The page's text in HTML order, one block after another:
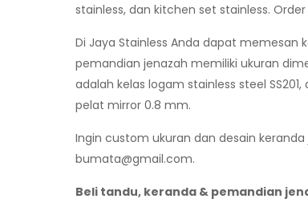
stainless, dan kitchen set stainless.
Di Jaya Stainless Anda dapat
pemandian jenazah memiliki ukuran
adalah kelas logam stainless steel
pelat mirror 0.8 mm.
Ingin custom ukuran dan desain
bumata@gmail.com.
Beli tandu, keranda & pemandian